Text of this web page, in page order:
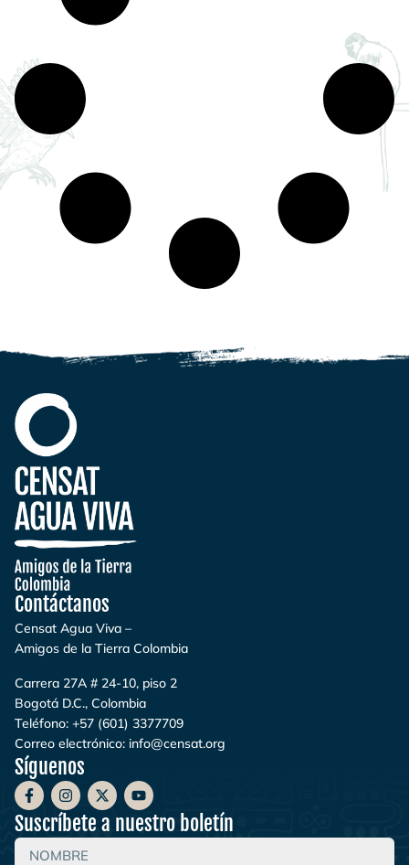
Contáctanos
Censat Agua Viva –
Amigos de la Tierra Colombia
Carrera 27A # 24-10, piso 2
Bogotá D.C., Colombia
Teléfono: +57 (601) 3377709
Correo electrónico: info@censat.org
Síguenos
Suscríbete a nuestro boletín